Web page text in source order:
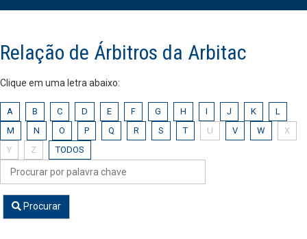
Relação de Árbitros da Arbitac
Clique em uma letra abaixo:
A B C D E F G H I J K
L
M
N O P Q R S T U V W
X
Y
Z TODOS
Procurar